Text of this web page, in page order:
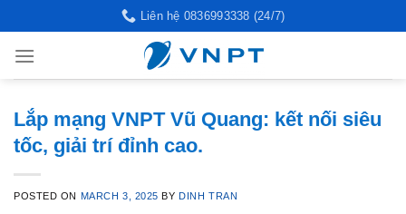
to
content
Liên hệ 0836993338 (24/7)
Lắp mạng VNPT Vũ Quang: kết nối siêu
tốc, giải trí đỉnh cao.
POSTED ON MARCH 3, 2025 BYDINH TRAN